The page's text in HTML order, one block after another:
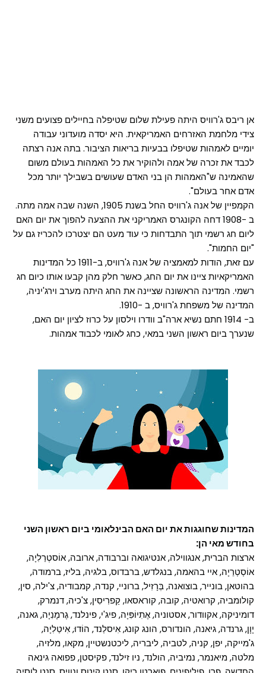
אן ריבס ג'רוויס היתה פעילת שלום שטיפלה בחיילים פצועים משני
צידי מלחמת האזרחים האמריקאית. היא יסדה מועדוני עבודה
יומיים לאמהות שטיפלו בבעיות בריאות הציבור. בתה אנה רצתה
לכבד את זכרה של אמה ולהוקיר את כל האמהות בעולם משום
שהאמינה ש"האמהות הן בני האדם שעושים בשבילך יותר מכל
אדם אחר בעולם".
הקמפיין של אנה ג'רוויס החל בשנת 1905, השנה שבה אמה מתה.
ב -1908 דחה הקונגרס האמריקני את ההצעה להפוך את יום האם
ליום חג רשמי תוך התבדחות כי עוד מעט הם יצטרכו להכריז גם על
"יום החמות".
עם זאת, הודות למאמציה של אנה ג'רוויס, ב-1911 כל המדינות
האמריקאיות ציינו את יום החג, כאשר חלק מהן קבעו אותו כיום חג
רשמי. המדינה הראשונה שציינה את החג היתה מערב וירג'יניה,
המדינה של משפחת ג'רוויס, ב -1910.
ב- 1914 חתם נשיא ארה"ב וודרו וילסון על כרוז לציון יום האם,
שנערך ביום ראשון השני במאי, כחג לאומי לכבוד אמהות.
המדינות שחוגגות את יום האם הבינלאומי ביום ראשון השני
בחודש מאי הן:
ארצות הברית, אנגווילה, אנטיגואה וברבודה, ארובה, אוֹסטְרַלִיָה,
אוֹסְטְרֵיָה, איי בהאמה, בנגלדש, ברבדוס, בלגיה, בליז, ברמודה,
בהוטאן, בונייר, בוצואנה, בְּרָזִיל, ברוניי, קנדה, קמבודיה, צ'ילה, סין,
קולומביה, קרואטיה, קובה, קוראסאו, קַפרִיסִין, צ'כיה, דנמרק,
דומיניקה, אקוודור, אסטוניה, אֶתִיוֹפִּיָה, פיג'י, פינלנד, גֶרמָנִיָה, גאנה,
יָוָן, גרנדה, גיאנה, הונדורס, הונג קונג, אִיסלַנד, הוֹדוּ, אִיטַלִיָה,
ג'מייקה, יפן, קניה, לטביה, ליבריה, ליכטנשטיין, מקאו, מלזיה,
מלטה, מיאנמר, נמיביה, הולנד, ניו זילנד, פקיסטן, פפואה גינאה